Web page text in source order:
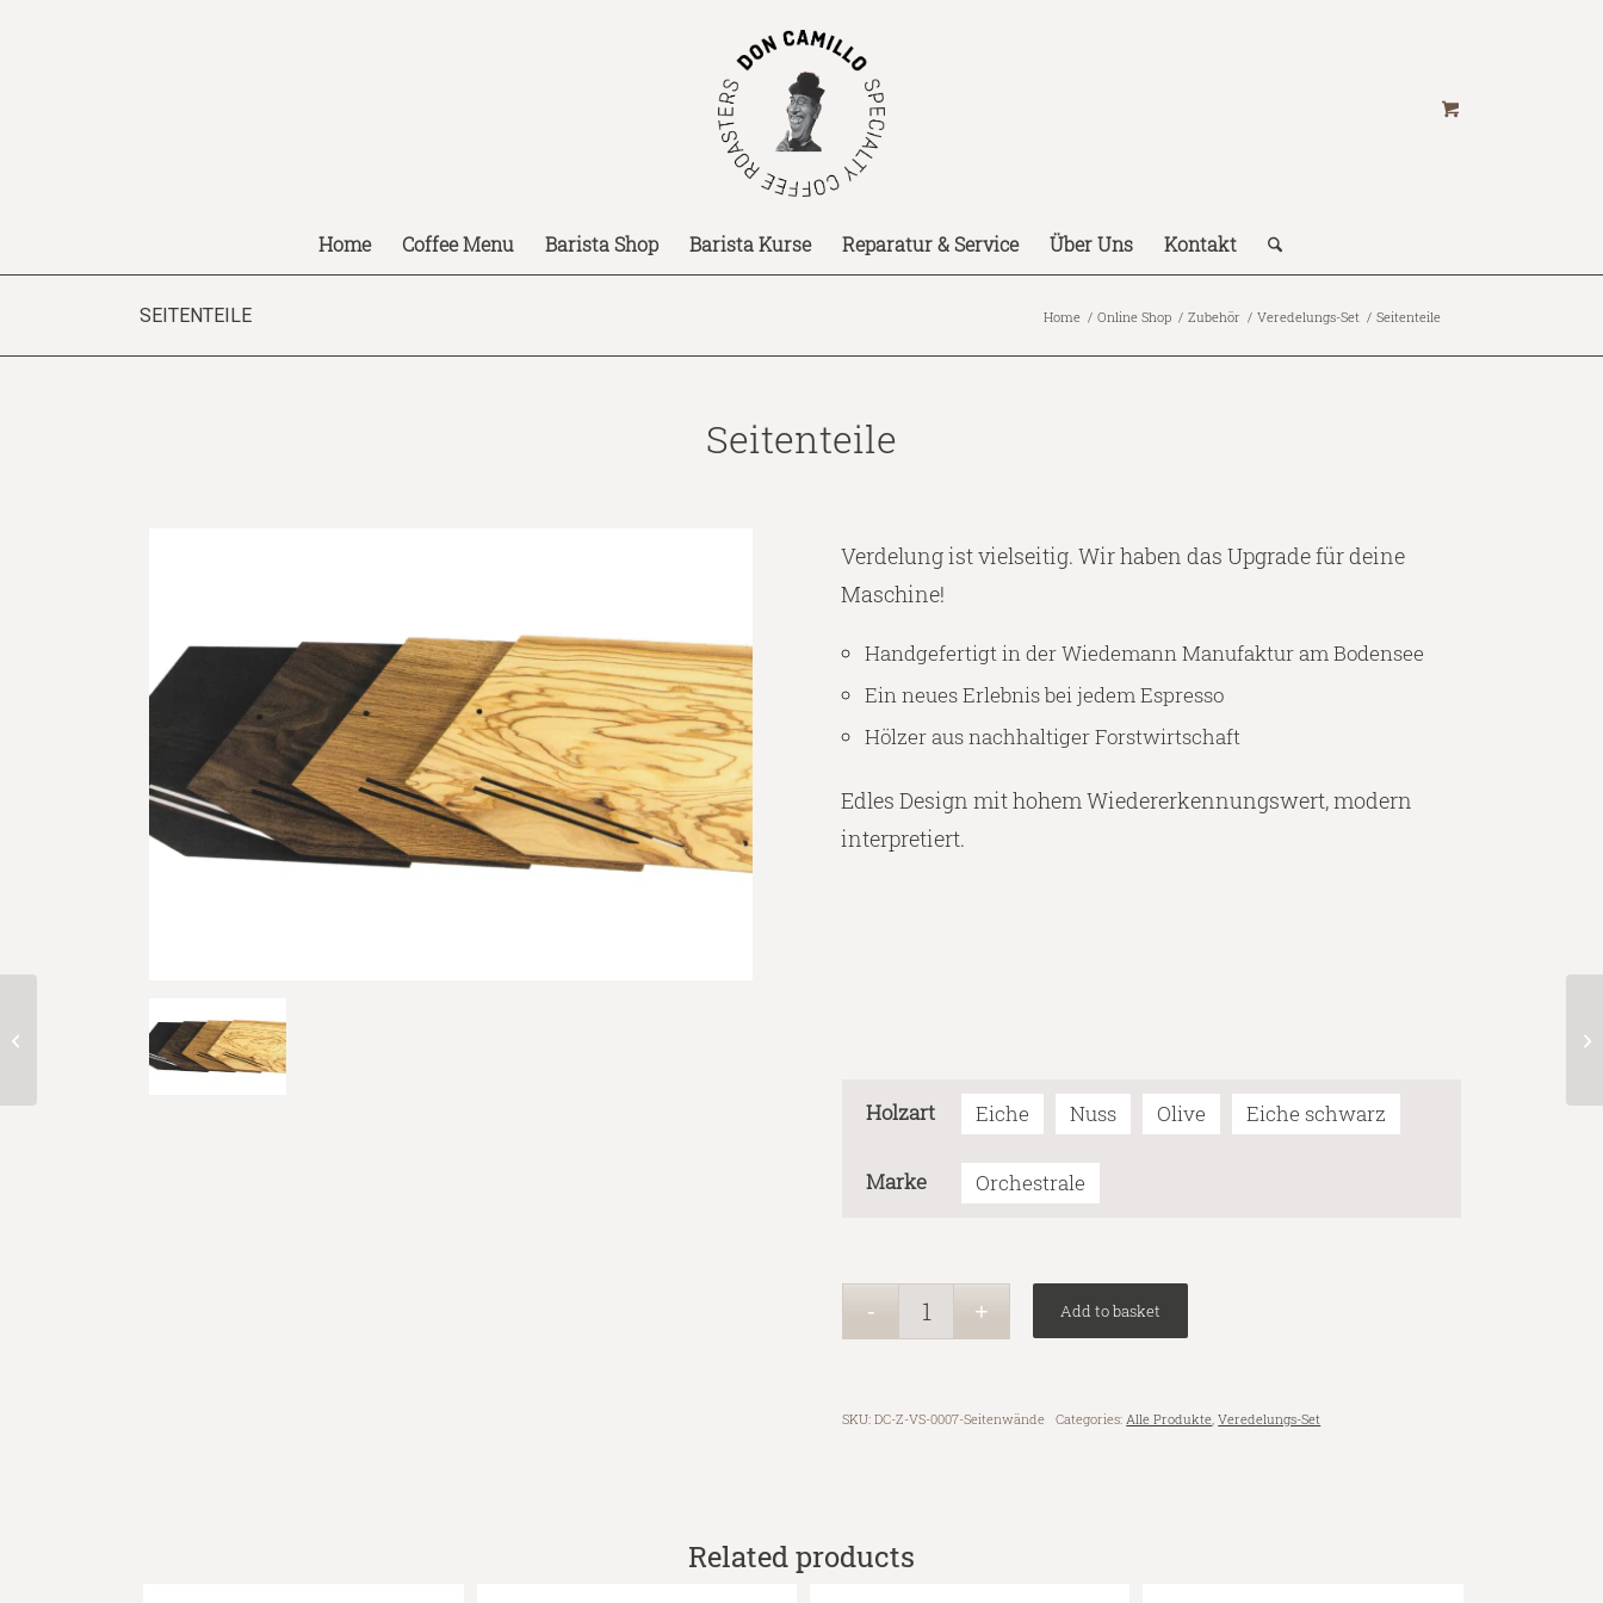
Home Coffee Menu Barista Shop Barista Kurse Reparatur & Service Über Uns Kontakt
SEITENTEILE Home / Online Shop / Zubehör / Veredelungs-Set / Seitenteile
Seitenteile
Verdelung ist vielseitig. Wir haben das Upgrade für deine
Maschine!
Handgefertigt in der Wiedemann Manufaktur am Bodensee
Ein neues Erlebnis bei jedem Espresso
Hölzer aus nachhaltiger Forstwirtschaft
Edles Design mit hohem Wiedererkennungswert, modern
interpretiert.
Holzart Eiche Nuss Olive Eiche schwarz
Marke Orchestrale
Add to basket
SKU:DC-Z-VS-0007-Seitenwände Categories: Alle Produkte ,Veredelungs-Set
Related products
BWT Aquameter mit
LCD-Display 3/8″